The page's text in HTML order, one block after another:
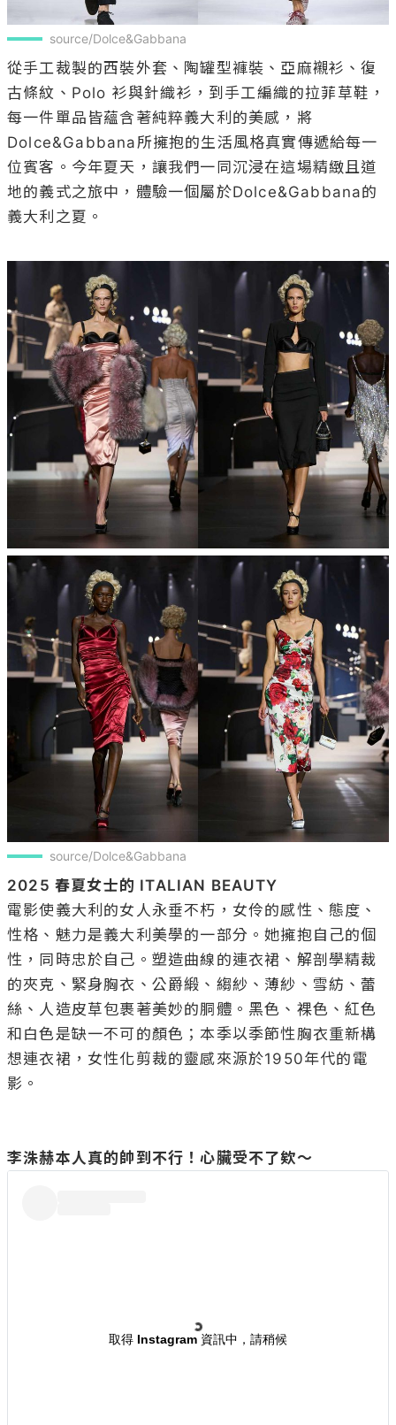
source/Dolce&Gabbana
從手工裁製的西裝外套、陶罐型褲裝、亞麻襯衫、復
古條紋、Polo 衫與針織衫，到手工編織的拉菲草鞋，
每一件單品皆蘊含著純粹義大利的美感，將
Dolce&Gabbana所擁抱的生活風格真實傳遞給每一
位賓客。今年夏天，讓我們一同沉浸在這場精緻且道
地的義式之旅中，體驗一個屬於Dolce&Gabbana的
義大利之夏。
source/Dolce&Gabbana
2025 春夏女士的 ITALIAN BEAUTY
電影使義大利的女人永垂不朽，女伶的感性、態度、
性格、魅力是義大利美學的一部分。她擁抱自己的個
性，同時忠於自己。塑造曲線的連衣裙、解剖學精裁
的夾克、緊身胸衣、公爵緞、縐紗、薄紗、雪紡、蕾
絲、人造皮草包裹著美妙的胴體。黑色、裸色、紅色
和白色是缺一不可的顏色；本季以季節性胸衣重新構
想連衣裙，女性化剪裁的靈感來源於1950年代的電
影。
李洙赫本人真的帥到不行！心臟受不了欸～
取得 Instagram 資訊中，請稍候